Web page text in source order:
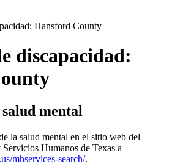
Hansford County
discapacidad:
mental
la salud mental en el sitio web del
Humanos de Texas a
mhservices-search/.